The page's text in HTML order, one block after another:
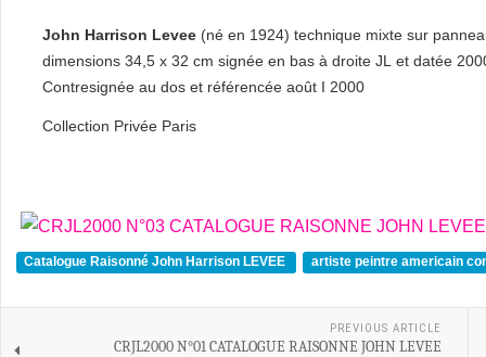
John Harrison Levee (né en 1924) technique mixte sur
dimensions 34,5 x 32 cm signée en bas à droite JL et datée
Contresignée au dos et référencée août I 2000
Collection Privée Paris
Catalogue Raisonné John Harrison LEVEE artiste peintre americain
PREVIOUS ARTICLE
CRJL2000 N°01 CATALOGUE RAISONNE JOHN LEVEE